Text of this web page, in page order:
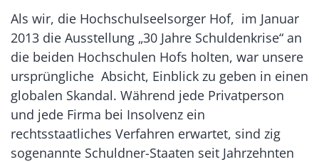
Als wir, die Hochschulseelsorger Hof, im Januar
2013 die Ausstellung „30 Jahre Schuldenkrise“ an
die beiden Hochschulen Hofs holten, war unsere
ursprüngliche Absicht, Einblick zu geben in einen
globalen Skandal. Während jede Privatperson
und jede Firma bei Insolvenz ein
rechtsstaatliches Verfahren erwartet, sind zig
sogenannte Schuldner-Staaten seit Jahrzehnten